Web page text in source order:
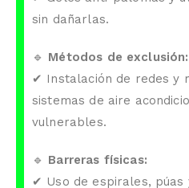
sin dañarlas.
🔹 Métodos de exclusión:
✔ Instalación de redes y
sistemas de aire
vulnerables.
🔹 Barreras físicas:
✔ Uso de espirales,